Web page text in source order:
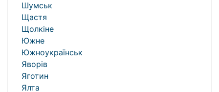
Шумськ
Щастя
Щолкіне
Южне
Южноукраїнськ
Яворів
Яготин
Ялта